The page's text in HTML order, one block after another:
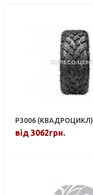
P3006 (КВАДРОЦИКЛ)
від 3062грн.